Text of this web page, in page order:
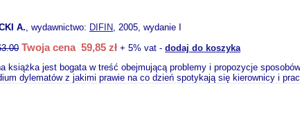
A., wydawnictwo: DIFIN, 2005, wydanie I
Twoja cena 59,85 zł + 5% vat - dodaj do koszyka
książka jest bogata w treść obejmującą problemy i propozycje
dylematów z jakimi prawie na co dzień spotykają się kierownicy i